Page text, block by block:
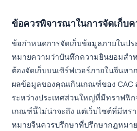
ข้อควรพิจารณาในการจัดเก็บ
ข้อกำหนดการจัดเก็บข้อมูลภายในปร
หมายความว่าบันทึกความยินยอมสำ
ต้องจัดเก็บบนเซิร์ฟเวอร์ภายในจีนห
ผลข้อมูลของคุณเกินเกณฑ์ของ CAC
ระหว่างประเทศส่วนใหญ่ที่มีทราฟฟิก
เกณฑ์นี้ไม่น่าจะถึง แต่เว็บไซต์ที่มีทร
หมายจีนควรปรึกษาที่ปรึกษากฎหมา